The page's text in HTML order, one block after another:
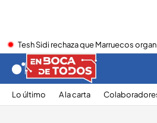
Tesh Sidi rechaza que Marruecos
Lo último A la carta